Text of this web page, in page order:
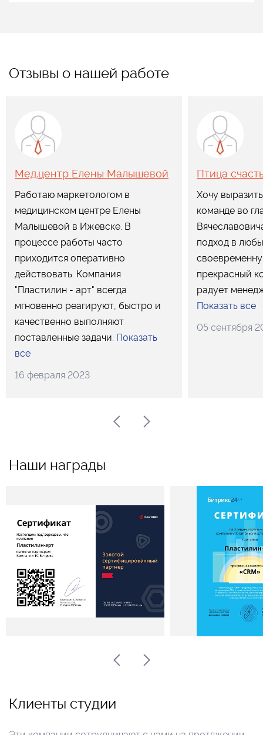
Отзывы о нашей работе
Мед.центр Елены Малышевой
Работаю маркетологом в
медицинском центре Елены
Малышевой в Ижевске. В
процессе работы часто
приходится оперативно
действовать. Компания
"Пластилин - арт" всегда
мгновенно реагируют, быстро и
качественно выполняют
поставленные задачи. Показать
все
16 февраля 2023
Птица
Хочу
команде во
подход в
прекрасный
радует
Показать все
05 сентября
Наши награды
Клиенты студии